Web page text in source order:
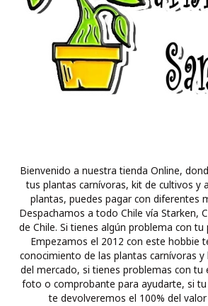
Bienvenido a nuestra tienda Online,
tus plantas carnívoras, kit de cultivos y
plantas, puedes pagar con diferentes
Despachamos a todo Chile vía Starken,
de Chile. Si tienes algún problema con
Empezamos el 2012 con este hobbie
conocimiento de las plantas carnívoras
del mercado, si tienes problemas con tu
foto o comprobante para ayudarte, si
te devolveremos el 100% del